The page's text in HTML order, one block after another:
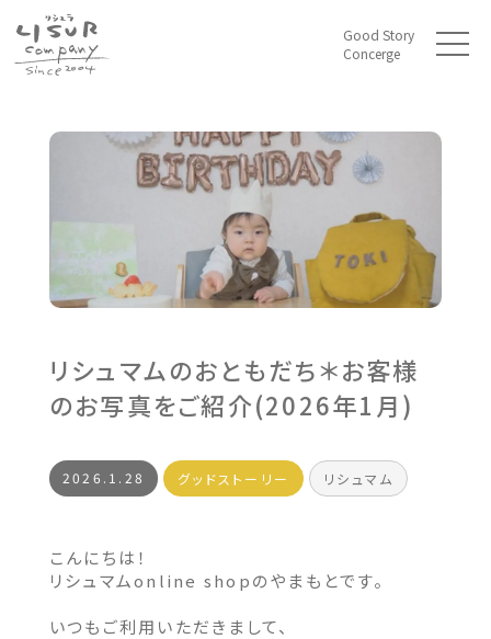
Good Story
Concerge
リシュマムのおともだち＊お客様
のお写真をご紹介(2026年1月)
2026.1.28 グッドストーリー リシュマム
こんにちは！
リシュマムonline shopのやまもとです。
いつもご利用いただきまして、
t
o